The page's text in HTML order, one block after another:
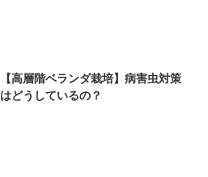
【高層階ベランダ栽培】病害虫対策
はどうしているの？